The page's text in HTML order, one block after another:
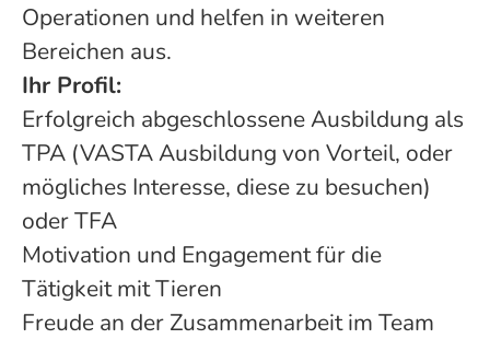
Operationen und helfen in weiteren
Bereichen aus.
Ihr Profil:
Erfolgreich abgeschlossene Ausbildung als
TPA (VASTA Ausbildung von Vorteil, oder
mögliches Interesse, diese zu besuchen)
oder TFA
Motivation und Engagement für die
Tätigkeit mit Tieren
Freude an der Zusammenarbeit im Team